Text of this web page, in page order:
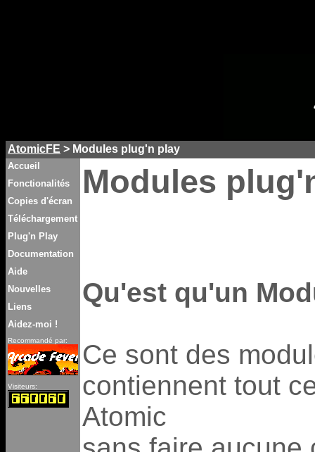
AtomicFE > Modules plug'n play
Accueil
Fonctionalités
Copies d'écran
Téléchargement
Plug'n Play
Documentation
Aide
Nouvelles
Liens
Aidez-moi !
Recommandé par:
Visiteurs:
Modules
Qu'est qu'un
Ce sont des
contiennent tout
Atomic